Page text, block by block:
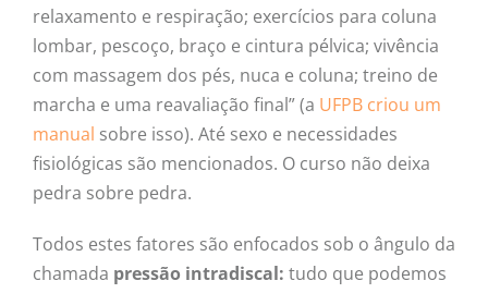
relaxamento e respiração; exercícios para coluna
lombar, pescoço, braço e cintura pélvica; vivência
com massagem dos pés, nuca e coluna; treino de
marcha e uma reavaliação final” (a UFPB criou um
manual sobre isso). Até sexo e necessidades
fisiológicas são mencionados. O curso não deixa
pedra sobre pedra.
Todos estes fatores são enfocados sob o ângulo da
chamada pressão intradiscal: tudo que podemos